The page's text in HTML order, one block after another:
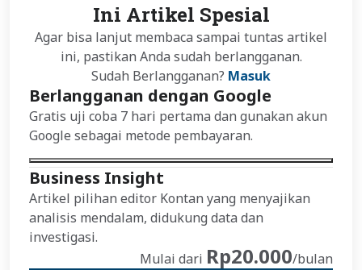
Ini Artikel Spesial
Agar bisa lanjut membaca sampai tuntas artikel
ini, pastikan Anda sudah berlangganan.
Sudah Berlangganan? Masuk
Berlangganan dengan Google
Gratis uji coba 7 hari pertama dan gunakan akun
Google sebagai metode pembayaran.
Business Insight
Artikel pilihan editor Kontan yang menyajikan
analisis mendalam, didukung data dan
investigasi.
Mulai dari Rp20.000/bulan